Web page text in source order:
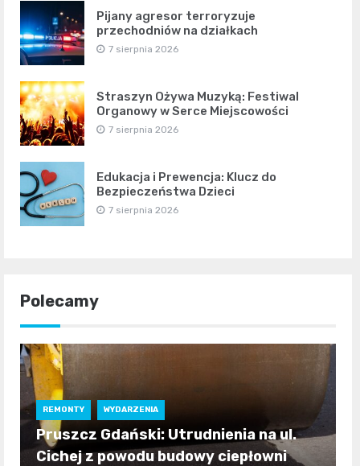
Pijany agresor terroryzuje
przechodniów na działkach
7 sierpnia 2026
Straszyn Ożywa Muzyką: Festiwal
Organowy w Serce Miejscowości
7 sierpnia 2026
Edukacja i Prewencja: Klucz do
Bezpieczeństwa Dzieci
7 sierpnia 2026
Polecamy
REMONTY WYDARZENIA
Pruszcz Gdański: Utrudnienia na ul.
Cichej z powodu budowy ciepłowni